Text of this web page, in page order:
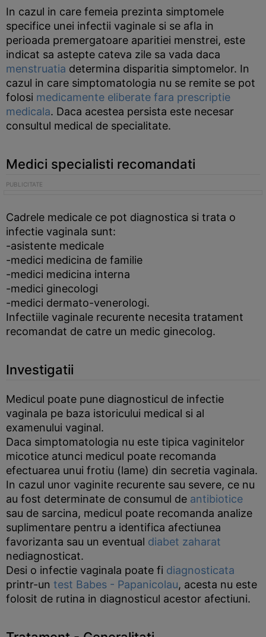
In cazul in care femeia prezinta simptomele
specifice unei infectii vaginale si se afla in
perioada premergatoare aparitiei menstrei, este
indicat sa astepte cateva zile sa vada daca
menstruatia determina disparitia simptomelor. In
cazul in care simptomatologia nu se remite se pot
folosi medicamente eliberate fara prescriptie
medicala. Daca acestea persista este necesar
consultul medical de specialitate.
Medici specialisti recomandati
Cadrele medicale ce pot diagnostica si trata o
infectie vaginala sunt:
-asistente medicale
-medici medicina de familie
-medici medicina interna
-medici ginecologi
-medici dermato-venerologi.
Infectiile vaginale recurente necesita tratament
recomandat de catre un medic ginecolog.
Investigatii
Medicul poate pune diagnosticul de infectie
vaginala pe baza istoricului medical si al
examenului vaginal.
Daca simptomatologia nu este tipica vaginitelor
micotice atunci medicul poate recomanda
efectuarea unui frotiu (lame) din secretia vaginala.
In cazul unor vaginite recurente sau severe, ce nu
au fost determinate de consumul de antibiotice
sau de sarcina, medicul poate recomanda analize
suplimentare pentru a identifica afectiunea
favorizanta sau un eventual diabet zaharat
nediagnosticat.
Desi o infectie vaginala poate fi diagnosticata
printr-un test Babes - Papanicolau, acesta nu este
folosit de rutina in diagnosticul acestor afectiuni.